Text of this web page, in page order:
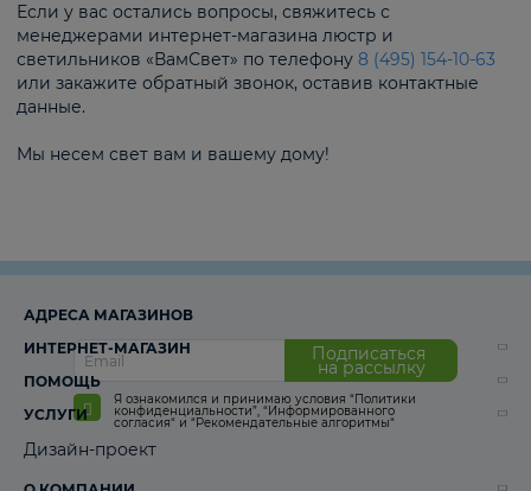
Если у вас остались вопросы, свяжитесь с
менеджерами интернет-магазина люстр и
светильников «ВамСвет» по телефону 8 (495) 154-10-63
или закажите обратный звонок, оставив контактные
данные.
Мы несем свет вам и вашему дому!
Подписаться
на рассылку
Я ознакомился и принимаю условия “Политики
конфиденциальности”, “Информированного
согласия“ и “Рекомендательные алгоритмы“
АДРЕСА МАГАЗИНОВ
ИНТЕРНЕТ-МАГАЗИН
ПОМОЩЬ
УСЛУГИ
Дизайн-проект